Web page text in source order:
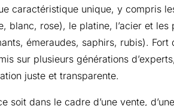
caractéristique unique, y compris
blanc, rose), le platine, l’acier et les
émeraudes, saphirs, rubis). Fort
sur plusieurs générations
juste et transparente.
soit dans le cadre d’une vente,